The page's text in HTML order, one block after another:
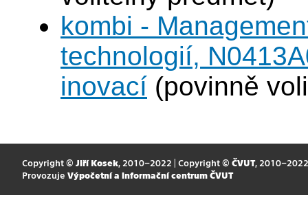
kombi -
technologií,
inovací (povinně
Copyright © Jiří Kosek, 2010–2022 | Copyright © ČVUT, 2010–2022
Provozuje Výpočetní a informační centrum ČVUT